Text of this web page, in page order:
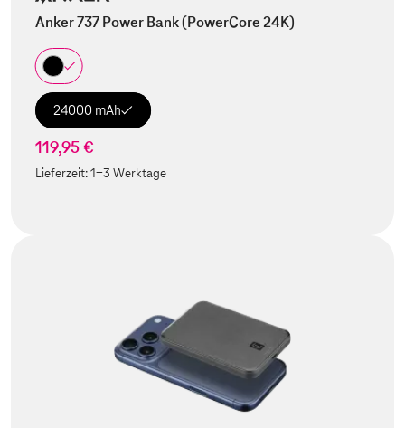
Anker 737 Power Bank (PowerCore 24K)
24000 mAh
119,95 €
Lieferzeit:1-3 Werktage